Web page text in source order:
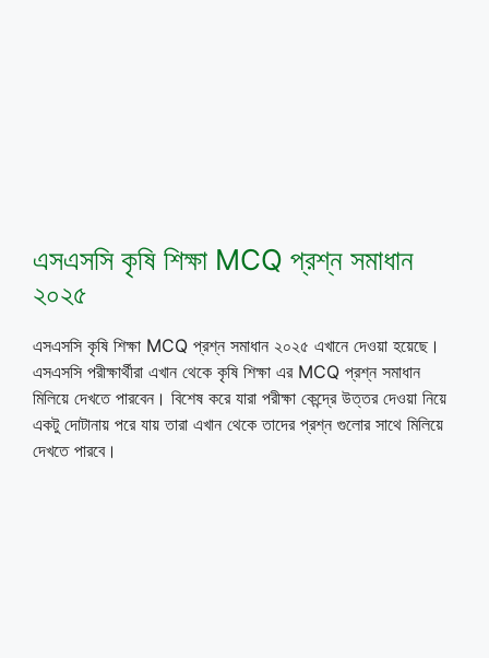
এসএসসি কৃষি শিক্ষা MCQ প্রশ্ন সমাধান
২০২৫
এসএসসি কৃষি শিক্ষা MCQ প্রশ্ন সমাধান ২০২৫ এখানে দেওয়া হয়েছে।
এসএসসি পরীক্ষার্থীরা এখান থেকে কৃষি শিক্ষা এর MCQ প্রশ্ন সমাধান
মিলিয়ে দেখতে পারবেন। বিশেষ করে যারা পরীক্ষা কেন্দ্রে উত্তর দেওয়া নিয়ে
একটু দোটানায় পরে যায় তারা এখান থেকে তাদের প্রশ্ন গুলোর সাথে মিলিয়ে
দেখতে পারবে।